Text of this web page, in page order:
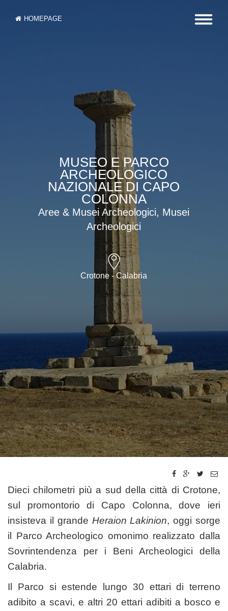
HOMEPAGE
MUSEO E PARCO
ARCHEOLOGICO
NAZIONALE DI CAPO
COLONNA
Aree & Musei Archeologici, Musei
Archeologici
Crotone - Calabria
Dieci chilometri più a sud della città di Crotone,
sul promontorio di Capo Colonna, dove ieri
insisteva il grande Heraion Lakinion, oggi sorge
il Parco Archeologico omonimo realizzato dalla
Sovrintendenza per i Beni Archeologici della
Calabria.
Il Parco si estende lungo 30 ettari di terreno
adibito a scavi, e altri 20 ettari adibiti a bosco e